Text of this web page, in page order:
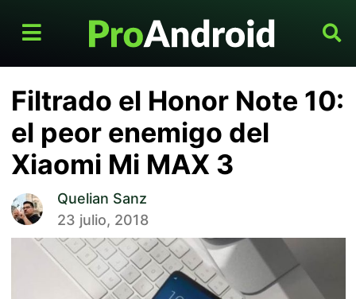
Filtrado el Honor Note 10:
el peor enemigo del
Xiaomi Mi MAX 3
Quelian Sanz
23 julio, 2018